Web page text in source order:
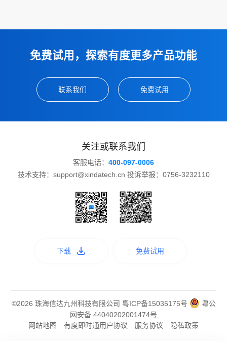
免费试用，探索有度更多产品功能
联系我们 免费试用
关注或联系我们
客服电话： 400-097-0006
技术支持：support@xindatech.cn 投诉举报：0756-3232110
下载 免费试用
©2026 珠海信达九州科技有限公司 粤ICP备15035175号
粤公
网安备 44040202001474号
网站地图
有度即时通用户协议 服务协议 隐私政策